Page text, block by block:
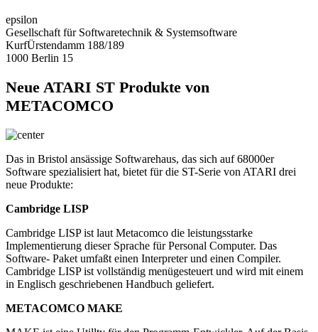
epsilon
Gesellschaft für Softwaretechnik & Systemsoftware
KurfÜrstendamm 188/189
1000 Berlin 15
Neue ATARI ST Produkte von
METACOMCO
Das in Bristol ansässige Softwarehaus, das sich auf 68000er
Software spezialisiert hat, bietet für die ST-Serie von ATARI drei
neue Produkte:
Cambridge LISP
Cambridge LISP ist laut Metacomco die leistungsstarke
Implementierung dieser Sprache für Personal Computer. Das
Software- Paket umfaßt einen Interpreter und einen Compiler.
Cambridge LISP ist vollständig menügesteuert und wird mit einem
in Englisch geschriebenen Handbuch geliefert.
METACOMCO MAKE